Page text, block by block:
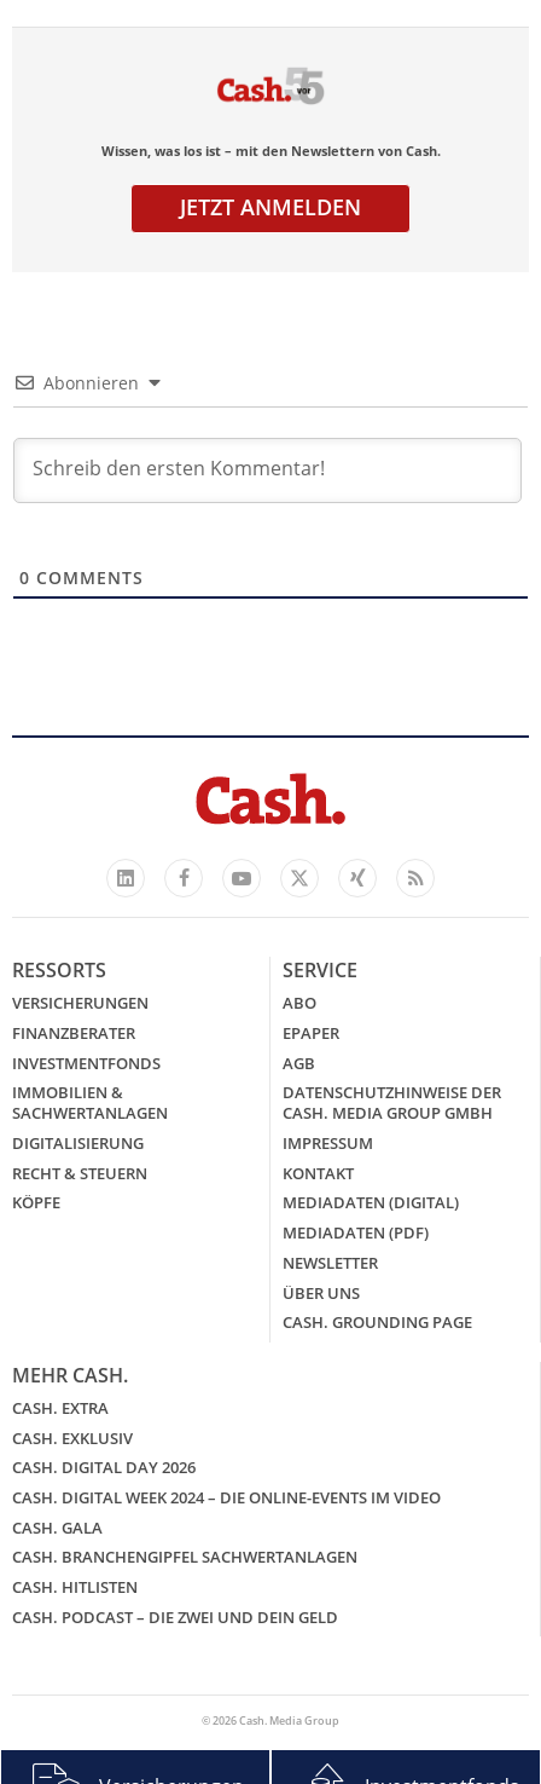
Wissen, was los ist – mit den Newslettern von Cash.
JETZT ANMELDEN
Abonnieren
0 COMMENTS
LinkedIn
FacebookYouTube
X
Xing Feed
RESSORTS
VERSICHERUNGEN
FINANZBERATER
INVESTMENTFONDS
IMMOBILIEN &
SACHWERTANLAGEN
DIGITALISIERUNG
RECHT & STEUERN
KÖPFE
SERVICE
ABO
EPAPER
AGB
DATENSCHUTZHINWEISE DER
CASH. MEDIA GROUP GMBH
IMPRESSUM
KONTAKT
MEDIADATEN (DIGITAL)
MEDIADATEN (PDF)
NEWSLETTER
ÜBER UNS
CASH. GROUNDING PAGE
MEHR CASH.
CASH. EXTRA
CASH. EXKLUSIV
CASH. DIGITAL DAY 2026
CASH. DIGITAL WEEK 2024 – DIE ONLINE-EVENTS IM VIDEO
CASH. GALA
CASH. BRANCHENGIPFEL SACHWERTANLAGEN
CASH. HITLISTEN
CASH. PODCAST – DIE ZWEI UND DEIN GELD
© 2026 Cash. Media Group